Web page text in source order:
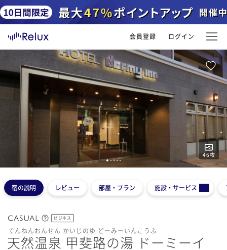
会員登録 ログイン
46枚
12345
宿の説明 レビュー 部屋・プラン 施設・サービス
ビジネス
てんねんおんせん かいじのゆ どーみーいんこうふ
天然温泉 甲斐路の湯 ドーミーイ